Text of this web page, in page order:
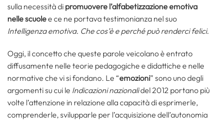
sulla necessità di promuovere l’alfabetizzazione emotiva
nelle scuolee ce ne portava testimonianza nel suo
Intelligenza emotiva. Che cos’è e perché può renderci felici.
Oggi, il concetto che queste parole veicolano è entrato
diffusamente nelle teorie pedagogiche e didattiche e nelle
normative che vi si fondano. Le “emozioni” sono uno degli
argomenti su cui le Indicazioni nazionalidel 2012 portano più
volte l’attenzione in relazione alla capacità di esprimerle,
comprenderle, svilupparle per l’acquisizione dell’autonomia